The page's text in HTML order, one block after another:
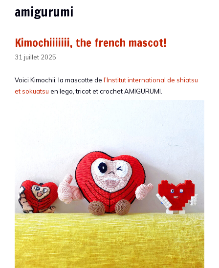
amigurumi
Kimochiiiiiii, the french mascot!
31 juillet 2025
Voici Kimochii, la mascotte de l’Institut international de shiatsu
et sokuatsu en lego, tricot et crochet AMIGURUMI.